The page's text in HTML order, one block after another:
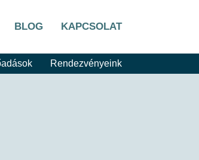
BLOG KAPCSOLAT
Rendezvényeink